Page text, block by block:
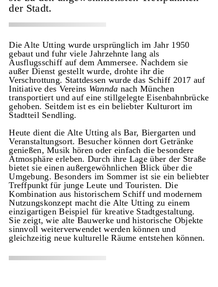
der Stadt.
Die Alte Utting wurde ursprünglich im Jahr 1950
gebaut und fuhr viele Jahrzehnte lang als
Ausflugsschiff auf dem Ammersee. Nachdem sie
außer Dienst gestellt wurde, drohte ihr die
Verschrottung. Stattdessen wurde das Schiff 2017 auf
Initiative des Vereins Wannda nach München
transportiert und auf eine stillgelegte Eisenbahnbrücke
gehoben. Seitdem ist es ein beliebter Kulturort im
Stadtteil Sendling.
Heute dient die Alte Utting als Bar, Biergarten und
Veranstaltungsort. Besucher können dort Getränke
genießen, Musik hören oder einfach die besondere
Atmosphäre erleben. Durch ihre Lage über der Straße
bietet sie einen außergewöhnlichen Blick über die
Umgebung. Besonders im Sommer ist sie ein beliebter
Treffpunkt für junge Leute und Touristen. Die
Kombination aus historischem Schiff und modernem
Nutzungskonzept macht die Alte Utting zu einem
einzigartigen Beispiel für kreative Stadtgestaltung.
Sie zeigt, wie alte Bauwerke und historische Objekte
sinnvoll weiterverwendet werden können und
gleichzeitig neue kulturelle Räume entstehen können.